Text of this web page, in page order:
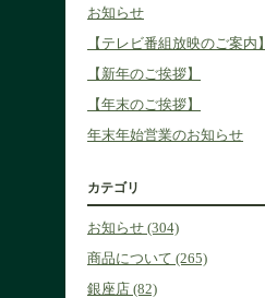
お知らせ
【テレビ番組放映のご案内】
【新年のご挨拶】
【年末のご挨拶】
年末年始営業のお知らせ
カテゴリ
お知らせ (304)
商品について (265)
銀座店 (82)